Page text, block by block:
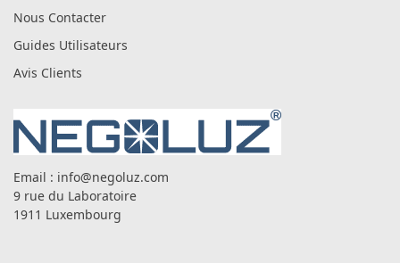
Nous Contacter
Guides Utilisateurs
Avis Clients
Email : info@negoluz.com
9 rue du Laboratoire
1911 Luxembourg